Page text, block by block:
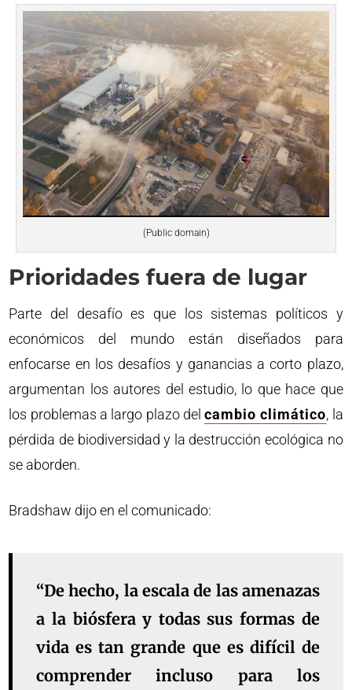
(Public domain)
Prioridades fuera de lugar
Parte del desafío es que los sistemas políticos y
económicos del mundo están diseñados para
enfocarse en los desafíos y ganancias a corto plazo,
argumentan los autores del estudio, lo que hace que
los problemas a largo plazo delcambio climático, la
pérdida de biodiversidad y la destrucción ecológica no
se aborden.
Bradshaw dijo en el comunicado:
“De hecho, la escala de las amenazas
a la biósfera y todas sus formas de
vida es tan grande que es difícil de
comprender incluso para los